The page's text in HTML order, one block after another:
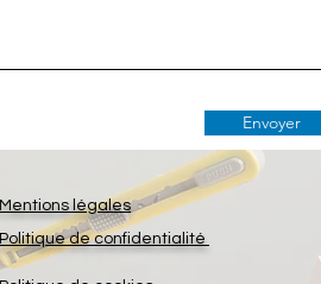
Envoyer
Mentions légales
Politique de confidentialité